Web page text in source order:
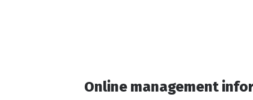
Online management